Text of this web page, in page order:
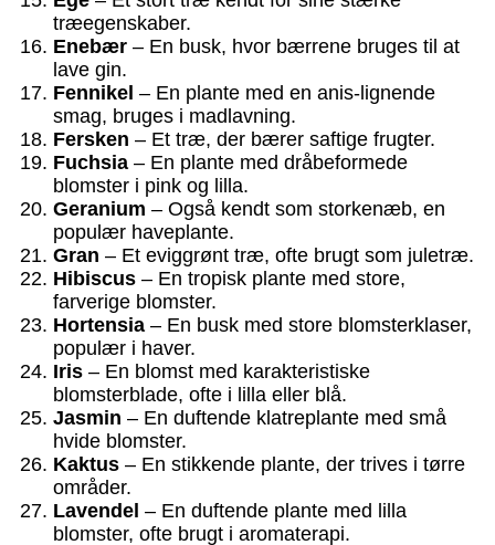
træegenskaber.
Enebær – En busk, hvor bærrene bruges til at
lave gin.
Fennikel – En plante med en anis-lignende
smag, bruges i madlavning.
Fersken – Et træ, der bærer saftige frugter.
Fuchsia – En plante med dråbeformede
blomster i pink og lilla.
Geranium – Også kendt som storkenæb, en
populær haveplante.
Gran – Et eviggrønt træ, ofte brugt som juletræ.
Hibiscus – En tropisk plante med store,
farverige blomster.
Hortensia – En busk med store blomsterklaser,
populær i haver.
Iris – En blomst med karakteristiske
blomsterblade, ofte i lilla eller blå.
Jasmin – En duftende klatreplante med små
hvide blomster.
Kaktus – En stikkende plante, der trives i tørre
områder.
Lavendel – En duftende plante med lilla
blomster, ofte brugt i aromaterapi.